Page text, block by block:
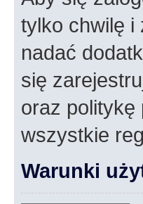
tylko chwilę i
nadać
się
oraz politykę
wszystkie
Warunki